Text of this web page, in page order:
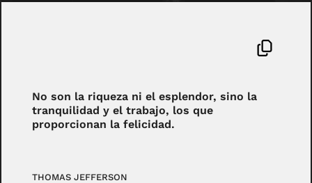
No son la riqueza ni el esplendor, sino la
tranquilidad y el trabajo, los que
proporcionan la felicidad.
THOMAS JEFFERSON